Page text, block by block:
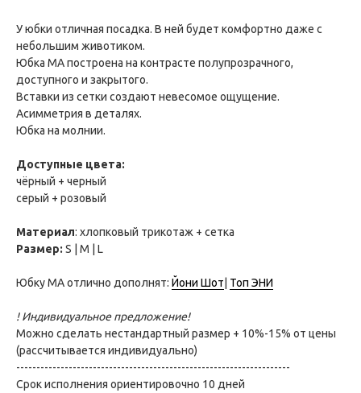
У юбки отличная посадка. В ней будет комфортно даже с
небольшим животиком.
Юбка МА построена на контрасте полупрозрачного,
доступного и закрытого.
Вставки из сетки создают невесомое ощущение.
Асимметрия в деталях.
Юбка на молнии.
Доступные цвета:
чёрный + черный
серый + розовый
Материал: хлопковый трикотаж + сетка
Размер: S | M | L
Юбку МА отлично дополнят: Йони Шот Топ ЭНИ
! Индивидуальное предложение!
Можно сделать нестандартный размер + 10%-15% от цены
(рассчитывается индивидуально)
--------------------------------------------------------------------
Срок исполнения ориентировочно 10 дней